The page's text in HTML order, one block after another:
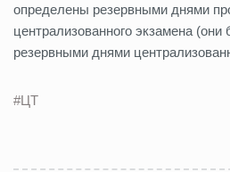
определены резервными днями
централизованного экзамена
резервными днями
#ЦТ